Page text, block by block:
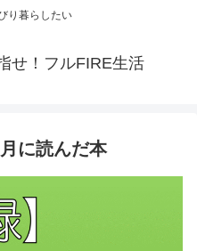
り暮らしたい
せ！フルFIRE生活
に読んだ本